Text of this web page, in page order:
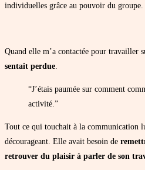
individuelles grâce au pouvoir du groupe.
Quand elle m’a contactée pour travailler
sentait perdue
“J’étais paumée sur comment
activité.”
Tout ce qui touchait à la communication
décourageant. Elle avait besoin de
retrouver du plaisir à parler de son